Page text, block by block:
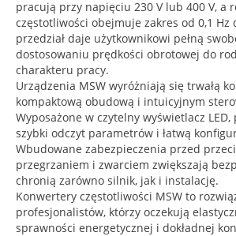
pracują przy napięciu 230 V lub 400 V, a
częstotliwości obejmuje zakres od 0,1 Hz
przedział daje użytkownikowi pełną
dostosowaniu prędkości obrotowej do
charakteru pracy.
Urządzenia MSW wyróżniają się trwałą
kompaktową obudową i intuicyjnym
Wyposażone w czytelny wyświetlacz LED,
szybki odczyt parametrów i łatwą
Wbudowane zabezpieczenia przed
przegrzaniem i zwarciem zwiększają
chronią zarówno silnik, jak i instalację.
Konwertery częstotliwości MSW to
profesjonalistów, którzy oczekują
sprawności energetycznej i dokładnej